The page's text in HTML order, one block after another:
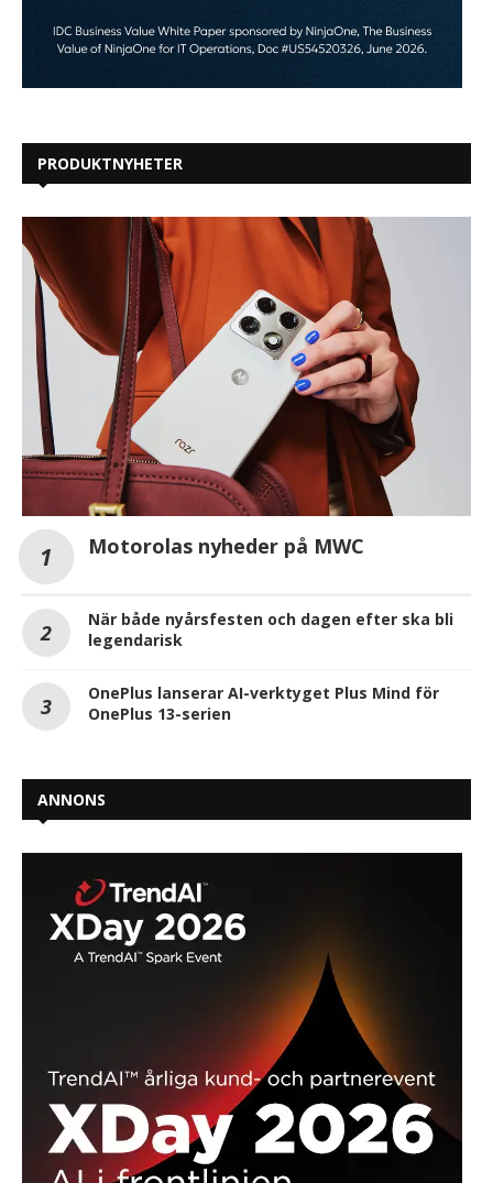
PRODUKTNYHETER
Motorolas nyheder på MWC
När både nyårsfesten och dagen efter ska bli
legendarisk
OnePlus lanserar AI-verktyget Plus Mind för
OnePlus 13-serien
ANNONS